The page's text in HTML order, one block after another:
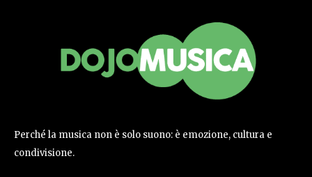
Perché la musica non è solo suono: è emozione, cultura e
condivisione.